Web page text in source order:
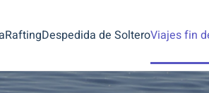
RaftingDespedida de SolteroViajes fin